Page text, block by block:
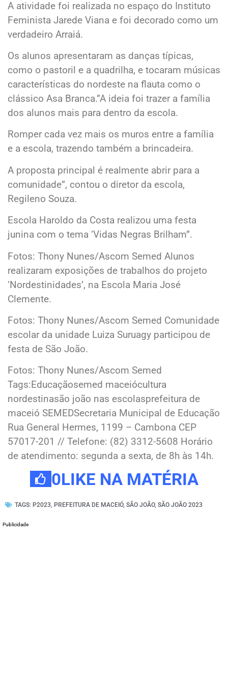
A atividade foi realizada no espaço do Instituto
Feminista Jarede Viana e foi decorado como um
verdadeiro Arraiá.
Os alunos apresentaram as danças típicas,
como o pastoril e a quadrilha, e tocaram músicas
características do nordeste na flauta como o
clássico Asa Branca.”A ideia foi trazer a família
dos alunos mais para dentro da escola.
Romper cada vez mais os muros entre a família
e a escola, trazendo também a brincadeira.
A proposta principal é realmente abrir para a
comunidade”, contou o diretor da escola,
Regileno Souza.
Escola Haroldo da Costa realizou uma festa
junina com o tema ‘Vidas Negras Brilham”.
Fotos: Thony Nunes/Ascom Semed Alunos
realizaram exposições de trabalhos do projeto
‘Nordestinidades’, na Escola Maria José
Clemente.
Fotos: Thony Nunes/Ascom Semed Comunidade
escolar da unidade Luiza Suruagy participou de
festa de São João.
Fotos: Thony Nunes/Ascom Semed
Tags:Educaçãosemed maceiócultura
nordestinasão joão nas escolasprefeitura de
maceió SEMEDSecretaria Municipal de Educação
Rua General Hermes, 1199 – Cambona CEP
57017-201 // Telefone: (82) 3312-5608 Horário
de atendimento: segunda a sexta, de 8h às 14h.
0LIKE NA MATÉRIA
TAGS: P2023 PREFEITURA DE MACEIÓ, SÃO JOÃO, SÃO JOÃO 2023
Publicidade